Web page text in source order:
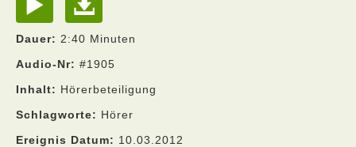
Dauer: 2:40 Minuten
Audio-Nr: #1905
Inhalt: Hörerbeteiligung
Schlagworte: Hörer
Ereignis Datum: 10.03.2012